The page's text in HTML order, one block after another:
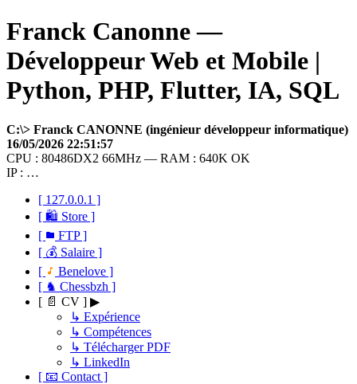
Franck Canonne —
Développeur Web et Mobile |
Python, PHP, Flutter, IA, SQL
C:\> Franck CANONNE (ingénieur développeur informatique)
16/05/2026 22:51:57
CPU : 80486DX2 66MHz — RAM : 640K OK
IP : …
[ 127.0.0.1 ]
[ 🛍 Store ]
[
FTP ]
[ 💰 Salaire ]
[
Benelove ]
[ ♞ Chessbzh ]
[ 📄 CV ] ▶
↳ Expérience
↳ Compétences
↳ Télécharger PDF
↳ LinkedIn
[ 📧 Contact ]